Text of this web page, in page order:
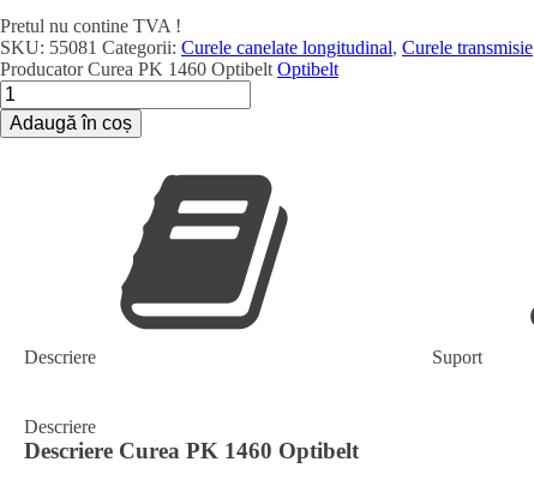
Pretul nu contine TVA !
SKU: 55081 Categorii: Curele canelate longitudinal, Curele transmisie
ProducatorCurea PK 1460 Optibelt Optibelt
Cantitate
Curea
PKAdaugă în coș
Descriere Suport
Descriere
Descriere Curea PK 1460 Optibelt